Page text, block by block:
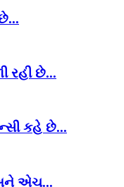
રહી છે...
કહે છે...
અને એચ...